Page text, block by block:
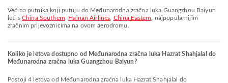
Većina putnika koji putuju do Međunarodna zračna luka Guangzhou Baiyun
leti s China Southern Hainan Airlines China Eastern
, najpopularnijim
zračnim prijevoznicima na ovom aerodromu.
Koliko je letova dostupno od Međunarodna zračna luka Hazrat Shahjalal do
Međunarodna zračna luka Guangzhou Baiyun?
Postoji 4 letova od Međunarodna zračna luka Hazrat Shahjalal do